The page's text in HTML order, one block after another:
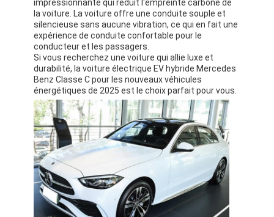
impressionnante qui réduit l'empreinte carbone de
la voiture. La voiture offre une conduite souple et
silencieuse sans aucune vibration, ce qui en fait une
expérience de conduite confortable pour le
conducteur et les passagers.
Si vous recherchez une voiture qui allie luxe et
durabilité, la voiture électrique EV hybride Mercedes
Benz Classe C pour les nouveaux véhicules
énergétiques de 2025 est le choix parfait pour vous.